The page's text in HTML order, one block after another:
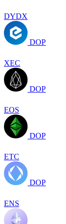
DYDX
DOP
XEC
DOP
EOS
DOP
ETC
DOP
ENS